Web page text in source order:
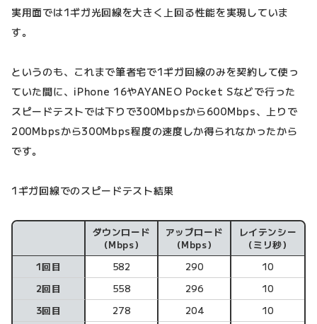
実用面では1ギガ光回線を大きく上回る性能を実現していま
す。
というのも、これまで筆者宅で1ギガ回線のみを契約して使っ
ていた間に、iPhone 16やAYANEO Pocket Sなどで行った
スピードテストでは下りで300Mbpsから600Mbps、上りで
200Mbpsから300Mbps程度の速度しか得られなかったから
です。
1ギガ回線でのスピードテスト結果
ダウンロード
（Mbps）
アップロード
（Mbps）
レイテンシー
（ミリ秒）
1回目
582 290
10
2回目
558 296
10
3回目
278 204
10